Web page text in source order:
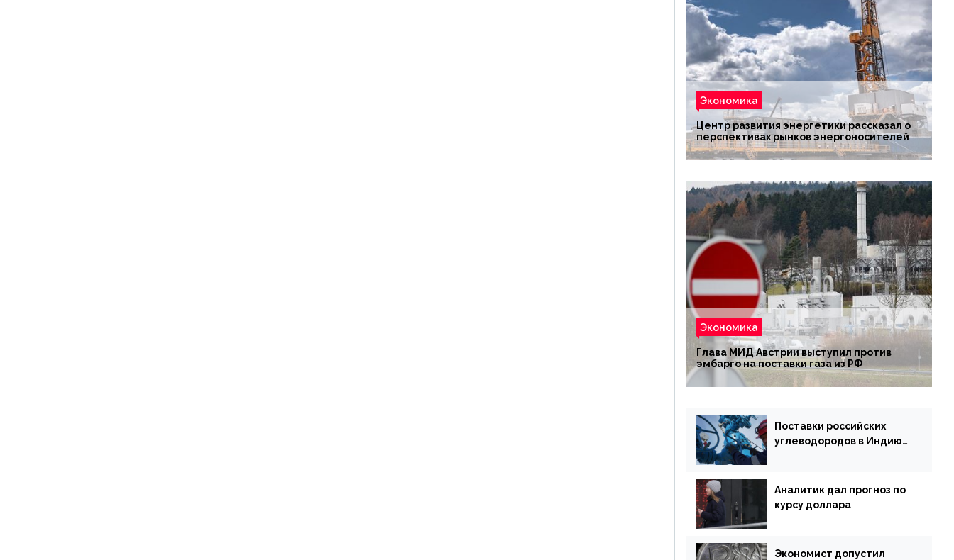
Экономика
Центр развития энергетики рассказал о
перспективах рынков энергоносителей
Экономика
Глава МИД Австрии выступил против
эмбарго на поставки газа из РФ
Поставки российских
углеводородов в Индию
Аналитик дал прогноз по
курсу доллара
Экономист допустил